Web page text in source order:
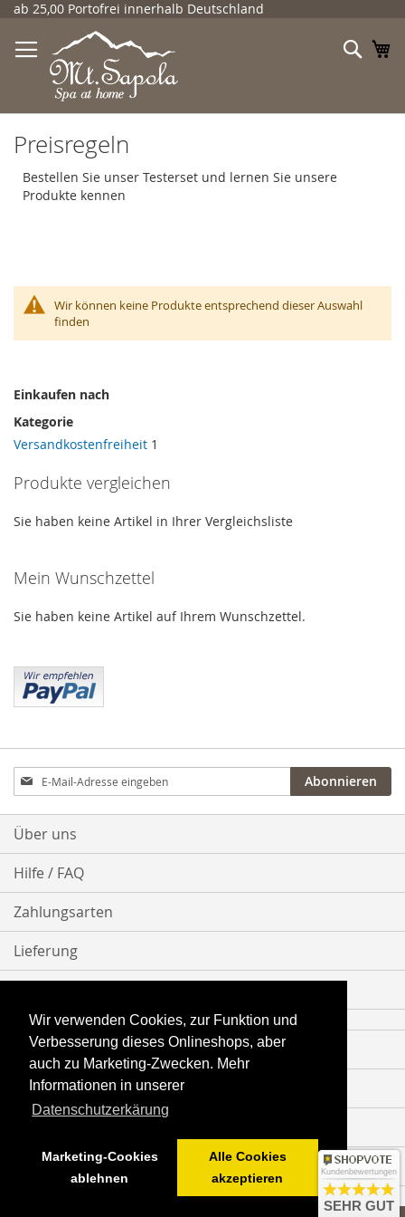
Wir verwenden Cookies, zur Funktion und
Verbesserung dieses Onlineshops, aber
auch zu Marketing-Zwecken. Mehr
Informationen in unserer
Datenschutzerkärung
Marketing-Cookies
ablehnen
Alle Cookies
akzeptieren
Direkt
Inhalt
ab 25,00 Portofrei innerhalb Deutschland
Preisregeln
Bestellen Sie unser Testerset und lernen Sie unsere
Produkte kennen
Wir können keine Produkte entsprechend dieser Auswahl
finden
Einkaufen nach
Kategorie
Versandkostenfreiheit 1
Produkte vergleichen
Sie haben keine Artikel in Ihrer Vergleichsliste
Mein Wunschzettel
Sie haben keine Artikel auf Ihrem Wunschzettel.
Anmeldung
zum
Newsletter:
Abonnieren
Über uns
Hilfe / FAQ
Zahlungsarten
Lieferung
Impressum
Datenschutz
Vertrag widerrufen
Kundenbewertungen
SEHR GUT